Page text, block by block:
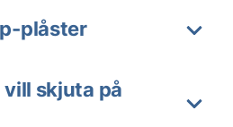
plåster
vill skjuta på